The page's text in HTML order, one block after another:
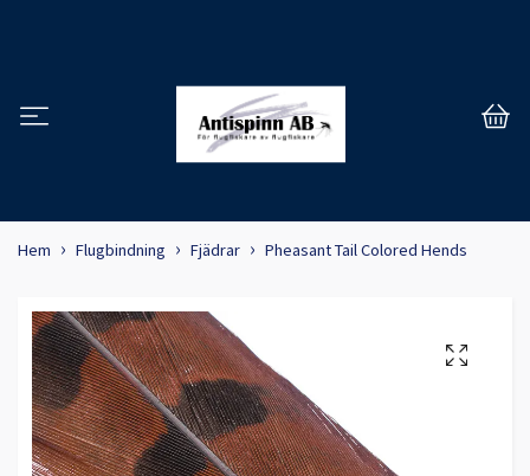
Hem Flugbindning Fjädrar Pheasant Tail Colored Hends